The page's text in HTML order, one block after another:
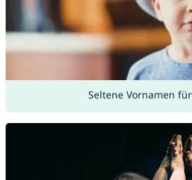
Seltene Vornamen